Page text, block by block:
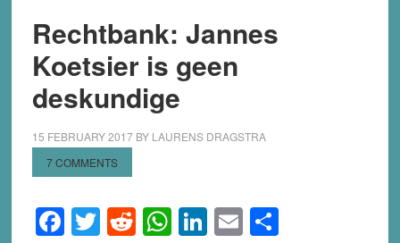
Rechtbank: Jannes
Koetsier is geen
deskundige
15 FEBRUARY 2017BY LAURENS DRAGSTRA
7 COMMENTS
Facebook
Twitter
Reddit
WhatsApp
LinkedIn
EmailShare